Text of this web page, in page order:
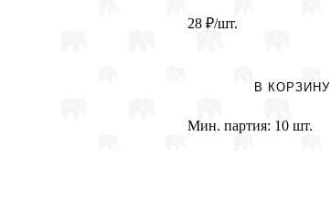
28 ₽/шт.
В КОРЗИНУ
Мин. партия: 10 шт.